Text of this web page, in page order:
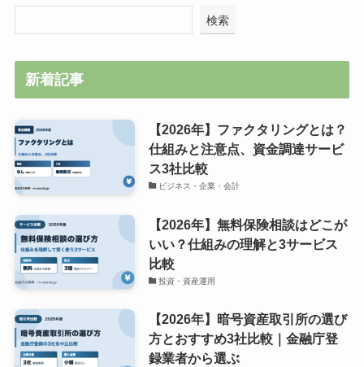
検索
新着記事
【2026年】ファクタリングとは？
仕組みと注意点、資金調達サービ
ス3社比較
ビジネス・企業・会計
【2026年】無料保険相談はどこが
いい？仕組みの理解と3サービス
比較
投資・資産運用
【2026年】暗号資産取引所の選び
方とおすすめ3社比較｜金融庁登
録業者から選ぶ